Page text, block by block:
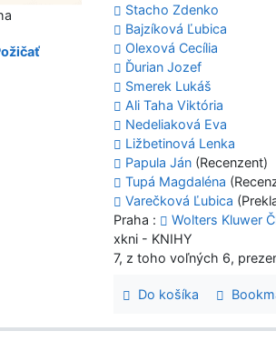
Stacho Zdenko
Bajzíková Ľubica
Olexová Cecília
Ďurian Jozef
Smerek Lukáš
Ali Taha Viktória
Nedeliaková Eva
Ližbetinová Lenka
Papula Ján (Recenzent)
Tupá Magdaléna
Varečková Ľubica
Praha :
Wolters Kluwer
xkni - KNIHY
7, z toho voľných 6,
Do košíka